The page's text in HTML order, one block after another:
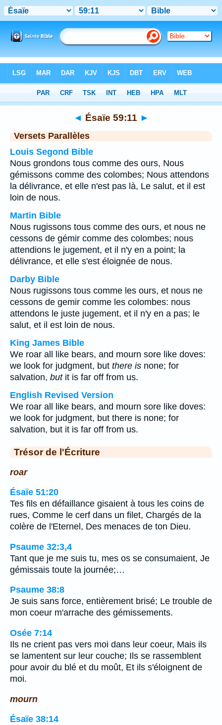
Chapitre 59> Verset 11
◄ Ésaïe 59:11 ►
Versets Parallèles
Louis Segond Bible
Nous grondons tous comme des ours, Nous
gémissons comme des colombes; Nous attendons
la délivrance, et elle n'est pas là, Le salut, et il est
loin de nous.
Martin Bible
Nous rugissons tous comme des ours, et nous ne
cessons de gémir comme des colombes; nous
attendions le jugement, et il n'y en a point; la
délivrance, et elle s'est éloignée de nous.
Darby Bible
Nous rugissons tous comme les ours, et nous ne
cessons de gemir comme les colombes: nous
attendons le juste jugement, et il n'y en a pas; le
salut, et il est loin de nous.
King James Bible
We roar all like bears, and mourn sore like doves:
we look for judgment, but there is none; for
salvation, butit is far off from us.
English Revised Version
We roar all like bears, and mourn sore like doves:
we look for judgment, but there is none; for
salvation, but it is far off from us.
Trésor de l'Écriture
roar
Ésaïe 51:20
Tes fils en défaillance gisaient à tous les coins de
rues, Comme le cerf dans un filet, Chargés de la
colère de l'Eternel, Des menaces de ton Dieu.
Psaume 32:3,4
Tant que je me suis tu, mes os se consumaient, Je
gémissais toute la journée;…
Psaume 38:8
Je suis sans force, entièrement brisé; Le trouble de
mon coeur m'arrache des gémissements.
Osée 7:14
Ils ne crient pas vers moi dans leur coeur, Mais ils
se lamentent sur leur couche; Ils se rassemblent
pour avoir du blé et du moût, Et ils s'éloignent de
moi.
mourn
Ésaïe 38:14